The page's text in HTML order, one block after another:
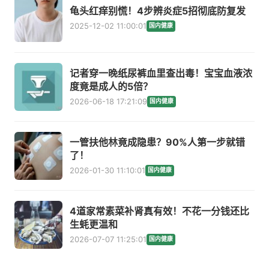
龟头红痒别慌！4步辨炎症5招彻底防复发
2025-12-02 11:00:01 国内健康
记者穿一晚纸尿裤血里查出毒！宝宝血液浓
度竟是成人的5倍？
2026-06-18 17:21:09 国内健康
一管扶他林竟成隐患？90%人第一步就错
了！
2026-01-30 11:10:01 国内健康
4道家常素菜补肾真有效！不花一分钱还比
生蚝更温和
2026-07-07 11:25:01 国内健康